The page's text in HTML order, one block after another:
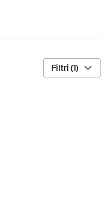
Filtri (1)